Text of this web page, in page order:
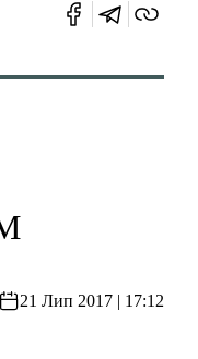
21 Лип 2017 | 17:12